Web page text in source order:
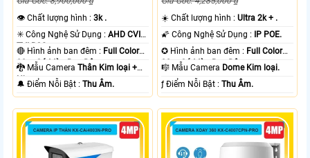
👁 Chất lượng hình :3k .
✳️ Công Nghệ Sử Dụng :AHD CVI
TVI BCS.
🔴 Hình ảnh ban đêm : Full Color
80m Có Màu Ban Ðêm.
🐉️ Mẫu CameraThân Kim loại +
Nhựa.
️🔔 Điểm Nỗi Bật :Thu Âm.
☀️ Chất lượng hình :Ultra 2k + .
🌠 Công Nghệ Sử Dụng :
IP POE.
✪ Hình ảnh ban đêm : Full Color
30m Có Màu Ban Ðêm.
🎼️ Mẫu Camera Dome Kim loại.
️ƒ Điểm Nỗi Bật :Thu Âm.